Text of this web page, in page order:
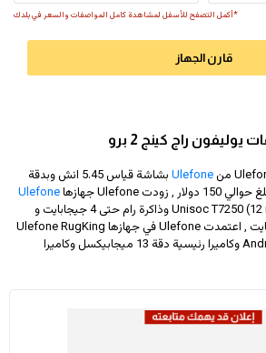
*أكمل التصفح للأسفل لمشاهدة كامل المواصفات والسعر في بلدك
قارن الجهاز
راج كينج 2 برو
Ulefone بشاشة قياس 5.45 انش وبدقة
150 دولار , زودت Ulefone جهازها
Ulefone
بمعالج Unisoc T7250 (12 nm) وذاكرة رام حتى 4 جيجابايت و
سعة تخزين حتى 128 جيجابايت , اعتمدت Ulefone في جهازها Ulefone RugKing
2 Pro نظام التشغيل Android 15 وكاميرا رئيسية دقة 13 ميجابيكسل وكاميرا